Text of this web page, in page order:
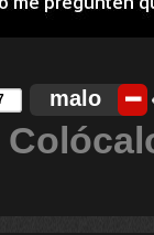
malo